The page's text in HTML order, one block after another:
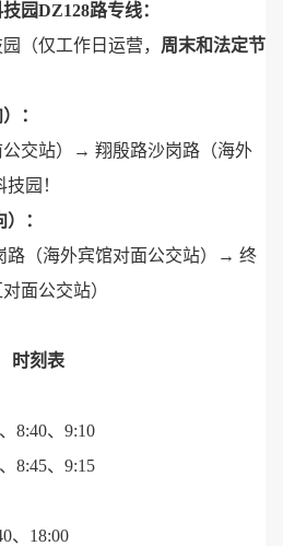
园DZ128路专线：
（仅工作日运营， 周末和法定节
）：
公交站）→ 翔殷路沙岗路（海外
技园！
）：
（海外宾馆对面公交站）→ 终
面公交站）
时刻表
8:40、9:10
8:45、9:15
、18:00